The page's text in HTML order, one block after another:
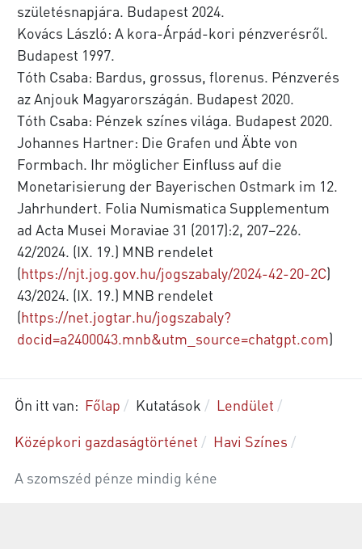
születésnapjára. Budapest 2024.
Kovács László: A kora-Árpád-kori pénzverésről.
Budapest 1997.
Tóth Csaba: Bardus, grossus, florenus. Pénzverés
az Anjouk Magyarországán. Budapest 2020.
Tóth Csaba: Pénzek színes világa. Budapest 2020.
Johannes Hartner: Die Grafen und Äbte von
Formbach. Ihr möglicher Einfluss auf die
Monetarisierung der Bayerischen Ostmark im 12.
Jahrhundert. Folia Numismatica Supplementum
ad Acta Musei Moraviae 31 (2017):2, 207–226.
42/2024. (IX. 19.) MNB rendelet
(https://njt.jog.gov.hu/jogszabaly/2024-42-20-2C)
43/2024. (IX. 19.) MNB rendelet
(https://net.jogtar.hu/jogszabaly?
docid=a2400043.mnb&utm_source=chatgpt.com)
Ön itt van: Főlap Kutatások
Lendület
Középkori gazdaságtörténet
Havi Színes
A szomszéd pénze mindig kéne